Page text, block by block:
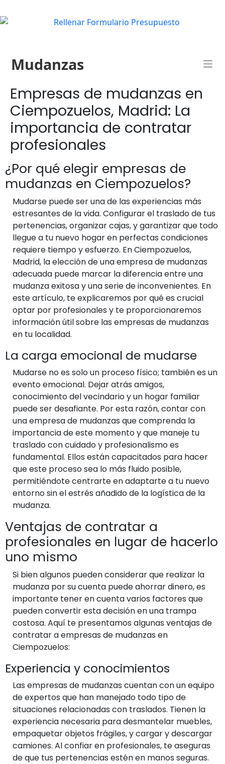
Mudanzas
Empresas de mudanzas en
Ciempozuelos, Madrid: La
importancia de contratar
profesionales
¿Por qué elegir empresas de
mudanzas en Ciempozuelos?
Mudarse puede ser una de las experiencias más
estresantes de la vida. Configurar el traslado de tus
pertenencias, organizar cajas, y garantizar que todo
llegue a tu nuevo hogar en perfectas condiciones
requiere tiempo y esfuerzo. En Ciempozuelos,
Madrid, la elección de una empresa de mudanzas
adecuada puede marcar la diferencia entre una
mudanza exitosa y una serie de inconvenientes. En
este artículo, te explicaremos por qué es crucial
optar por profesionales y te proporcionaremos
información útil sobre las empresas de mudanzas
en tu localidad.
La carga emocional de mudarse
Mudarse no es solo un proceso físico; también es un
evento emocional. Dejar atrás amigos,
conocimiento del vecindario y un hogar familiar
puede ser desafiante. Por esta razón, contar con
una empresa de mudanzas que comprenda la
importancia de este momento y que maneje tu
traslado con cuidado y profesionalismo es
fundamental. Ellos están capacitados para hacer
que este proceso sea lo más fluido posible,
permitiéndote centrarte en adaptarte a tu nuevo
entorno sin el estrés añadido de la logística de la
mudanza.
Ventajas de contratar a
profesionales en lugar de hacerlo
uno mismo
Si bien algunos pueden considerar que realizar la
mudanza por su cuenta puede ahorrar dinero, es
importante tener en cuenta varios factores que
pueden convertir esta decisión en una trampa
costosa. Aquí te presentamos algunas ventajas de
contratar a empresas de mudanzas en
Ciempozuelos:
Experiencia y conocimientos
Las empresas de mudanzas cuentan con un equipo
de expertos que han manejado todo tipo de
situaciones relacionadas con traslados. Tienen la
experiencia necesaria para desmantelar muebles,
empaquetar objetos frágiles, y cargar y descargar
camiones. Al confiar en profesionales, te aseguras
de que tus pertenencias estén en manos seguras.